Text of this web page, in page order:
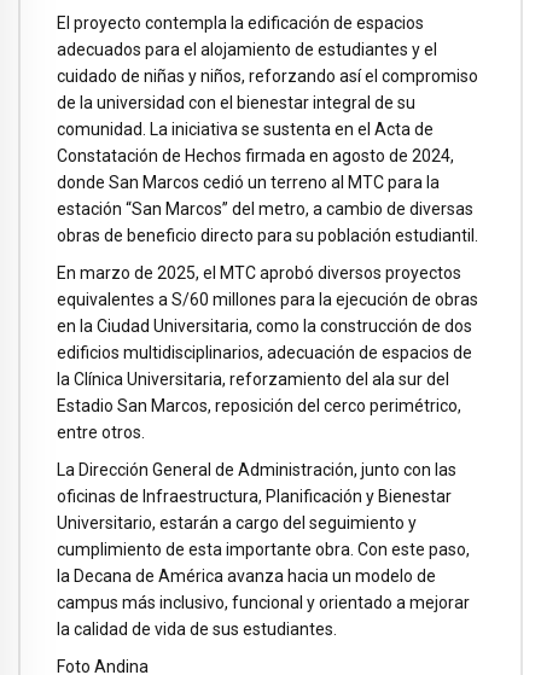
El proyecto contempla la edificación de espacios
adecuados para el alojamiento de estudiantes y el
cuidado de niñas y niños, reforzando así el compromiso
de la universidad con el bienestar integral de su
comunidad. La iniciativa se sustenta en el Acta de
Constatación de Hechos firmada en agosto de 2024,
donde San Marcos cedió un terreno al MTC para la
estación “San Marcos” del metro, a cambio de diversas
obras de beneficio directo para su población estudiantil.
En marzo de 2025, el MTC aprobó diversos proyectos
equivalentes a S/60 millones para la ejecución de obras
en la Ciudad Universitaria, como la construcción de dos
edificios multidisciplinarios, adecuación de espacios de
la Clínica Universitaria, reforzamiento del ala sur del
Estadio San Marcos, reposición del cerco perimétrico,
entre otros.
La Dirección General de Administración, junto con las
oficinas de Infraestructura, Planificación y Bienestar
Universitario, estarán a cargo del seguimiento y
cumplimiento de esta importante obra. Con este paso,
la Decana de América avanza hacia un modelo de
campus más inclusivo, funcional y orientado a mejorar
la calidad de vida de sus estudiantes.
Foto Andina